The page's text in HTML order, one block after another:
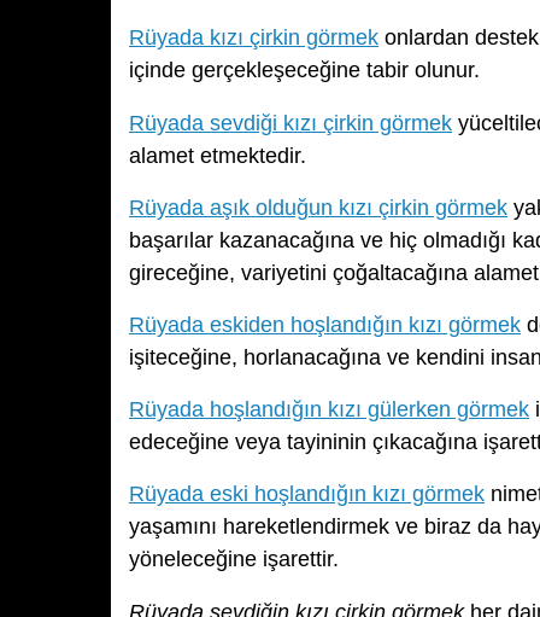
Rüyada kızı çirkin görmek onlardan
içinde gerçekleşeceğine tabir olunur.
Rüyada sevdiği kızı çirkin görmek
alamet etmektedir.
Rüyada aşık olduğun kızı çirkin görmek
başarılar kazanacağına ve hiç olmadığı
gireceğine, variyetini çoğaltacağına
Rüyada eskiden hoşlandığın kızı görmek
işiteceğine, horlanacağına ve kendini
Rüyada hoşlandığın kızı gülerken görmek
edeceğine veya tayininin çıkacağına
Rüyada eski hoşlandığın kızı görmek
yaşamını hareketlendirmek ve biraz da
yöneleceğine işarettir.
Rüyada sevdiğin kızı çirkin görmekher